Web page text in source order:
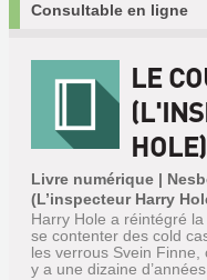
Consultable en ligne
LE
HOLE)
Livre numérique |
(L’inspecteur Harry
Harry Hole a réintégré
se contenter des cold
les verrous Svein Finne,
y a une dizaine d’années